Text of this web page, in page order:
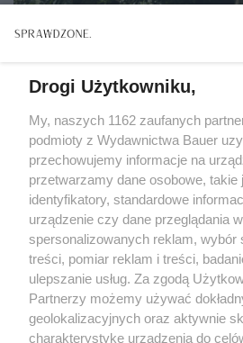
PORZĄDKI
Drewno w ogrodzie i na
na lata?
Drogi Użytkowniku,
My, naszych 1162 zaufanych
podmioty z Wydawnictwa Bauer
przechowujemy informacje na
przetwarzamy dane osobowe, takie
identyfikatory, standardowe
urządzenie czy dane przeglądania
spersonalizowanych reklam, wybór
treści, pomiar reklam i treści,
ulepszanie usług. Za zgodą
Partnerzy możemy używać
geolokalizacyjnych oraz aktywnie
charakterystykę urządzenia do